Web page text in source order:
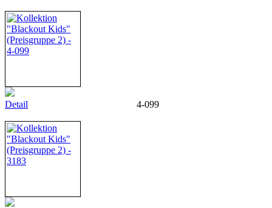
Detail 4-099